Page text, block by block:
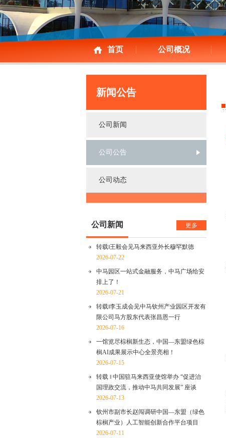
首页 公司概况
新闻公告
公司新闻
公司公告
公司动态
公司新闻 更多
转载‖王毅会见马来西亚外长穆罕默德
2026-07-22
中马园区一站式金融服务，中马广场给安
排上了！
2026-07-21
转载‖李玉成会见中马钦州产业园区开发有
限公司马方股东代表张昌恩一行
2026-07-16
一馆览尽棕榈新生态，中国—东盟绿色棕
榈AI成果展示中心全景亮相！
2026-07-15
转载 ‖ 中国驻马来西亚使馆举办 “促进治
国理政交流，推动中马共同发展” 座谈
2026-07-13
钦州市副市长赵闯调研中国—东盟（绿色
棕榈产业）人工智能创新合作平台项目
2026-07-11